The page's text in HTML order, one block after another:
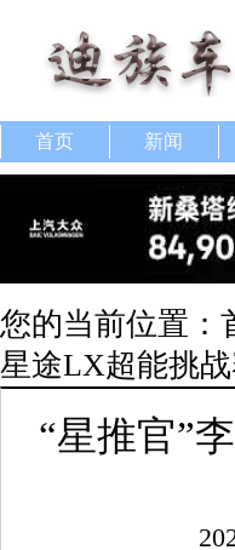
首页 新闻
您的当前位置：
星途LX超能挑
“星推官”